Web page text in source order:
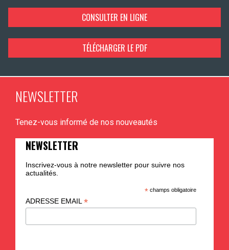
CONSULTER EN LIGNE
TÉLÉCHARGER LE PDF
NEWSLETTER
Tenez-vous informé de nos nouveautés
NEWSLETTER
Inscrivez-vous à notre newsletter pour suivre nos
actualités.
* champs obligatoire
ADRESSE EMAIL *